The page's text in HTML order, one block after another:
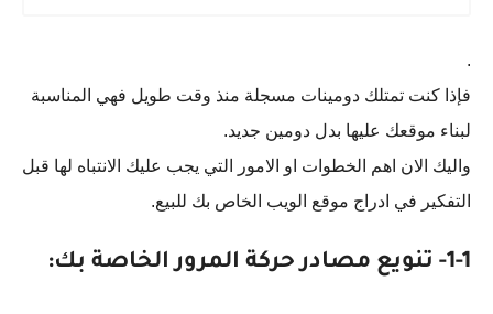
.
فإذا كنت تمتلك دومينات مسجلة منذ وقت طويل فهي المناسبة
لبناء موقعك عليها بدل دومين جديد.
واليك الان اهم الخطوات او الامور التي يجب عليك الانتباه لها قبل
التفكير في ادراج موقع الويب الخاص بك للبيع.
1-1- تنويع مصادر حركة المرور الخاصة بك: